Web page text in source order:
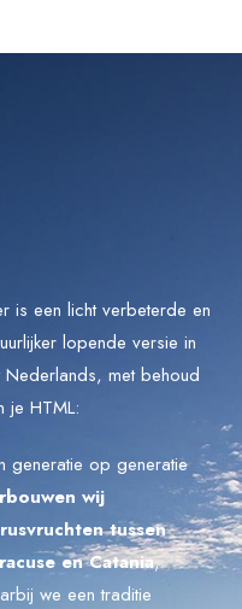
is een licht verbeterde en
lopende versie in
Nederlands, met behoud
je HTML:
generatie op generatie
wij
tussen
en Catania,
we een traditie